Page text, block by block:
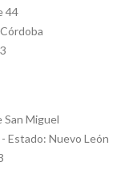
44
San Miguel
Estado: Nuevo León